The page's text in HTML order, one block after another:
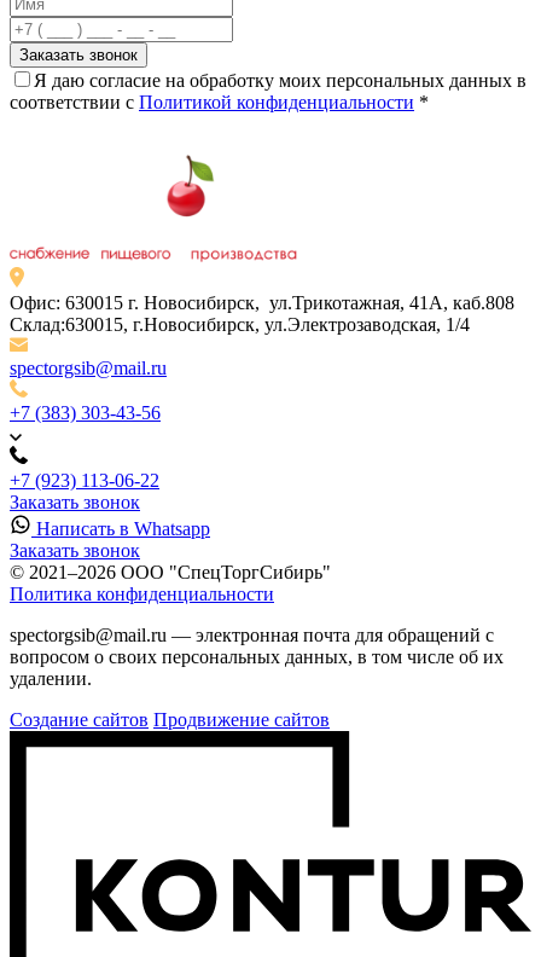
Я даю согласие на обработку моих персональных данных в
соответствии с Политикой конфиденциальности *
Офис: 630015 г. Новосибирск, ул.Трикотажная, 41А, каб.808
Склад:630015, г.Новосибирск, ул.Электрозаводская, 1/4
spectorgsib@mail.ru
+7 (383) 303-43-56
+7 (923) 113-06-22
Заказать звонок
Написать в Whatsapp
Заказать звонок
© 2021–2026 ООО "СпецТоргСибирь"
Политика конфиденциальности
spectorgsib@mail.ru — электронная почта для обращений с
вопросом о своих персональных данных, в том числе об их
удалении.
Создание сайтов Продвижение сайтов